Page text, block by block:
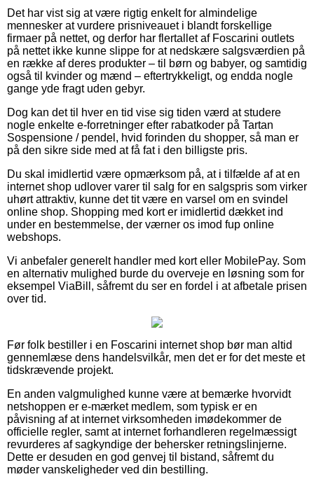
Det har vist sig at være rigtig enkelt for almindelige
mennesker at vurdere prisniveauet i blandt forskellige
firmaer på nettet, og derfor har flertallet af Foscarini outlets
på nettet ikke kunne slippe for at nedskære salgsværdien på
en række af deres produkter – til børn og babyer, og samtidig
også til kvinder og mænd – eftertrykkeligt, og endda nogle
gange yde fragt uden gebyr.
Dog kan det til hver en tid vise sig tiden værd at studere
nogle enkelte e-forretninger efter rabatkoder på Tartan
Sospensione / pendel, hvid forinden du shopper, så man er
på den sikre side med at få fat i den billigste pris.
Du skal imidlertid være opmærksom på, at i tilfælde af at en
internet shop udlover varer til salg for en salgspris som virker
uhørt attraktiv, kunne det tit være en varsel om en svindel
online shop. Shopping med kort er imidlertid dækket ind
under en bestemmelse, der værner os imod fup online
webshops.
Vi anbefaler generelt handler med kort eller MobilePay. Som
en alternativ mulighed burde du overveje en løsning som for
eksempel ViaBill, såfremt du ser en fordel i at afbetale prisen
over tid.
Før folk bestiller i en Foscarini internet shop bør man altid
gennemlæse dens handelsvilkår, men det er for det meste et
tidskrævende projekt.
En anden valgmulighed kunne være at bemærke hvorvidt
netshoppen er e-mærket medlem, som typisk er en
påvisning af at internet virksomheden imødekommer de
officielle regler, samt at internet forhandleren regelmæssigt
revurderes af sagkyndige der behersker retningslinjerne.
Dette er desuden en god genvej til bistand, såfremt du
møder vanskeligheder ved din bestilling.